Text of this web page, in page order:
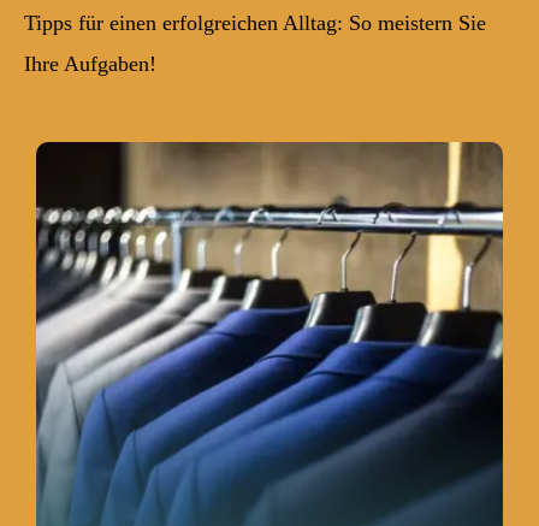
Tipps für einen erfolgreichen Alltag: So meistern Sie
Ihre Aufgaben!